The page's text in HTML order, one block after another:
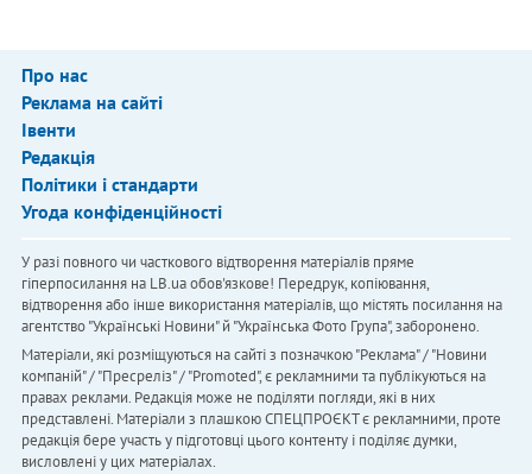
Про нас
Реклама на сайті
Івенти
Редакція
Політики і стандарти
Угода конфіденційності
У разі повного чи часткового відтворення матеріалів пряме
гіперпосилання на LB.ua обов'язкове! Передрук, копіювання,
відтворення або інше використання матеріалів, що містять посилання на
агентство "Українськi Новини" й "Українська Фото Група", заборонено.
Матеріали, які розміщуються на сайті з позначкою "Реклама" / "Новини
компаній" / "Пресреліз" / "Promoted", є рекламними та публікуються на
правах реклами. Редакція може не поділяти погляди, які в них
представлені. Матеріали з плашкою СПЕЦПРОЄКТ є рекламними, проте
редакція бере участь у підготовці цього контенту і поділяє думки,
висловлені у цих матеріалах.